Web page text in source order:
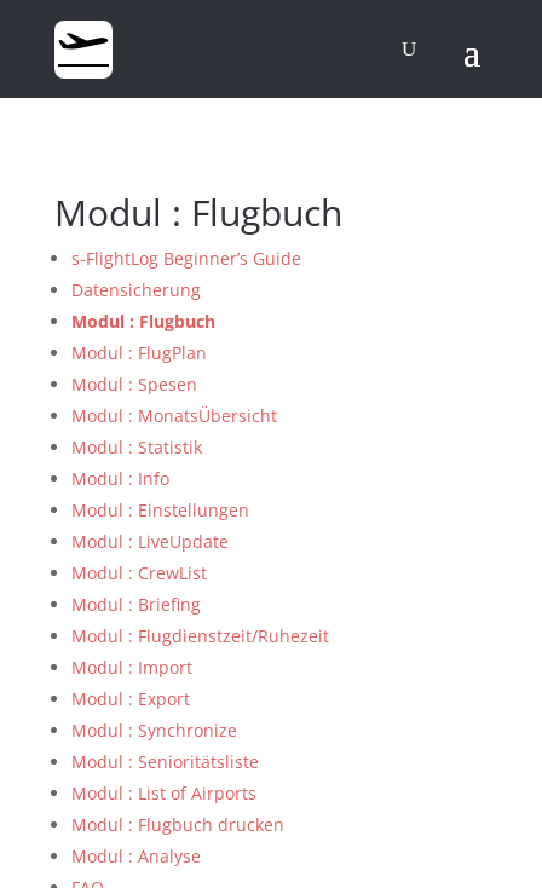
Modul : Flugbuch
s-FlightLog Beginner’s Guide
Datensicherung
Modul : Flugbuch
Modul : FlugPlan
Modul : Spesen
Modul : MonatsÜbersicht
Modul : Statistik
Modul : Info
Modul : Einstellungen
Modul : LiveUpdate
Modul : CrewList
Modul : Briefing
Modul : Flugdienstzeit/Ruhezeit
Modul : Import
Modul : Export
Modul : Synchronize
Modul : Senioritätsliste
Modul : List of Airports
Modul : Flugbuch drucken
Modul : Analyse